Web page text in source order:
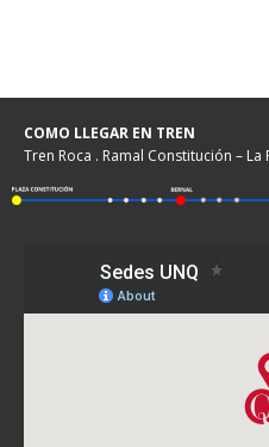
COMO LLEGAR EN TREN
Tren Roca . Ramal Constitución – La